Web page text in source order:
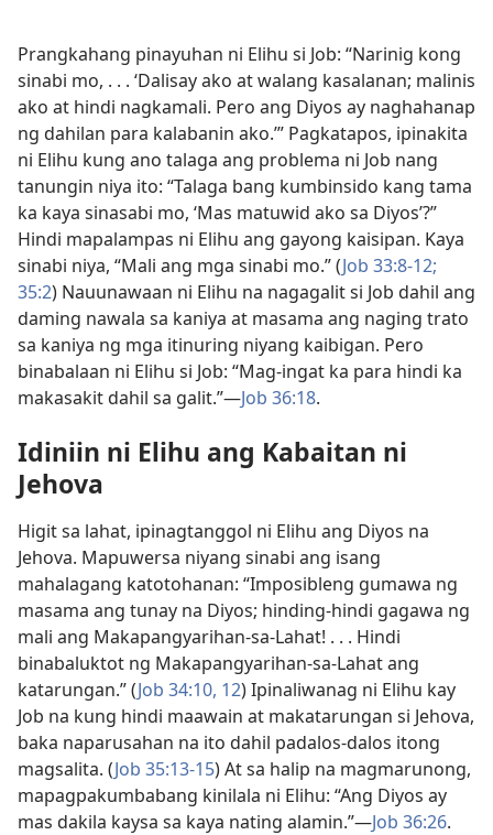
Prangkahang pinayuhan ni Elihu si Job: “Narinig kong
sinabi mo, . . . ‘Dalisay ako at walang kasalanan; malinis
ako at hindi nagkamali. Pero ang Diyos ay naghahanap
ng dahilan para kalabanin ako.’” Pagkatapos, ipinakita
ni Elihu kung ano talaga ang problema ni Job nang
tanungin niya ito: “Talaga bang kumbinsido kang tama
ka kaya sinasabi mo, ‘Mas matuwid ako sa Diyos’?”
Hindi mapalampas ni Elihu ang gayong kaisipan. Kaya
sinabi niya, “Mali ang mga sinabi mo.” (Job 33:8-12;
35:2) Nauunawaan ni Elihu na nagagalit si Job dahil ang
daming nawala sa kaniya at masama ang naging trato
sa kaniya ng mga itinuring niyang kaibigan. Pero
binabalaan ni Elihu si Job: “Mag-ingat ka para hindi ka
makasakit dahil sa galit.”—Job 36:18.
Idiniin ni Elihu ang Kabaitan ni
Jehova
Higit sa lahat, ipinagtanggol ni Elihu ang Diyos na
Jehova. Mapuwersa niyang sinabi ang isang
mahalagang katotohanan: “Imposibleng gumawa ng
masama ang tunay na Diyos; hinding-hindi gagawa ng
mali ang Makapangyarihan-sa-Lahat! . . . Hindi
binabaluktot ng Makapangyarihan-sa-Lahat ang
katarungan.” (Job 34:10, 12) Ipinaliwanag ni Elihu kay
Job na kung hindi maawain at makatarungan si Jehova,
baka naparusahan na ito dahil padalos-dalos itong
magsalita. (Job 35:13-15) At sa halip na magmarunong,
mapagpakumbabang kinilala ni Elihu: “Ang Diyos ay
mas dakila kaysa sa kaya nating alamin.”—Job 36:26.